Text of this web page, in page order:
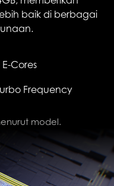
baik di berbagai
E-Cores
Frequency
model.